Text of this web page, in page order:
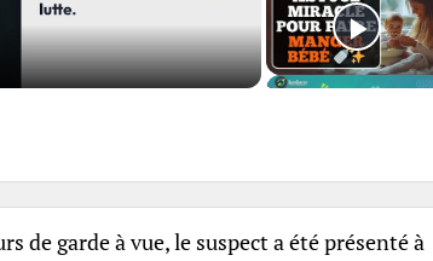
de garde à vue, le suspect a été présenté à